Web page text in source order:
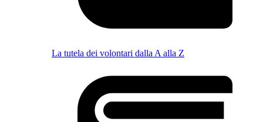
La tutela dei volontari dalla A alla Z